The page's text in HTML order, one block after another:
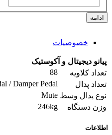
ادامه
خصوصیات
پیانو دیجیتال و آکوستیک
تعداد کلاویه
88
تعداد پدال
/ Damper Pedal
نوع پدال وسط Mute
وزن دستگاه
246kg
اطلاعات